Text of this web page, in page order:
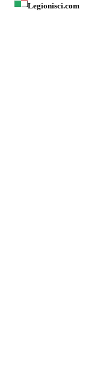
Legionisci.com